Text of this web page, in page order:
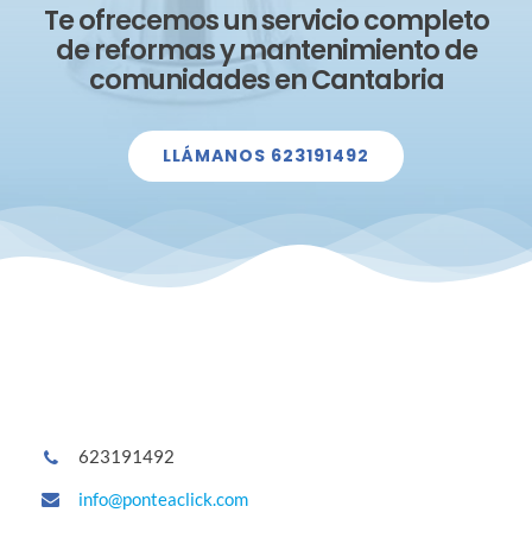
Te ofrecemos un servicio completo
de reformas y mantenimiento de
comunidades en Cantabria
LLÁMANOS 623191492
623191492
info@ponteaclick.com